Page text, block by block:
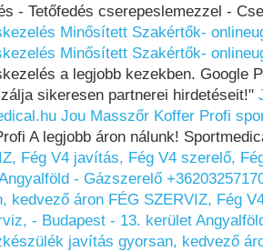
- Tetőfedés cserepeslemezzel -
Minősített Szakértők-
Minősített Szakértők-
a legjobb kezekben. Google
sikeresen partnerei hirdetéseit!"
Jou Masszőr Koffer Profi
A legjobb áron nálunk!
Fég V4 javítás, Fég V4 szerelő,
- Gázszerelő
kedvező áron FÉG SZERVIZ, Fég
- Budapest - 13. kerület
javítás gyorsan, kedvező